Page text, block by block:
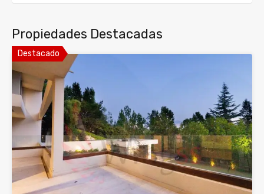
Propiedades Destacadas
Destacado